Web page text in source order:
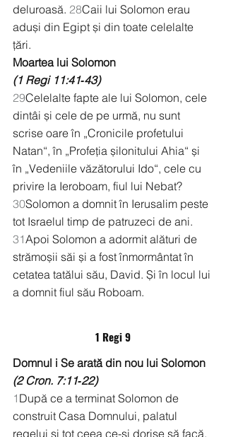
deluroasă. 28Caii lui Solomon erau
aduși din Egipt și din toate celelalte
țări.
Moartea lui Solomon
(1 Regi 11:41‑43)
29Celelalte fapte ale lui Solomon, cele
dintâi și cele de pe urmă, nu sunt
scrise oare în „Cronicile profetului
Natan“, în „Profeția șilonitului Ahia“ și
în „Vedeniile văzătorului Ido“, cele cu
privire la Ieroboam, fiul lui Nebat?
30Solomon a domnit în Ierusalim peste
tot Israelul timp de patruzeci de ani.
31Apoi Solomon a adormit alături de
strămoșii săi și a fost înmormântat în
cetatea tatălui său, David. Și în locul lui
a domnit fiul său Roboam.
1 Regi 9
Domnul i Se arată din nou lui Solomon
(2 Cron. 7:11‑22)
1 După ce a terminat Solomon de
construit Casa Domnului, palatul
regelui și tot ceea ce-și dorise să facă,